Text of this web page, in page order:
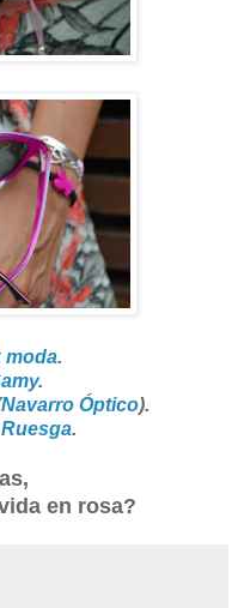
moda.
.
Navarro Óptico).
.
en rosa?